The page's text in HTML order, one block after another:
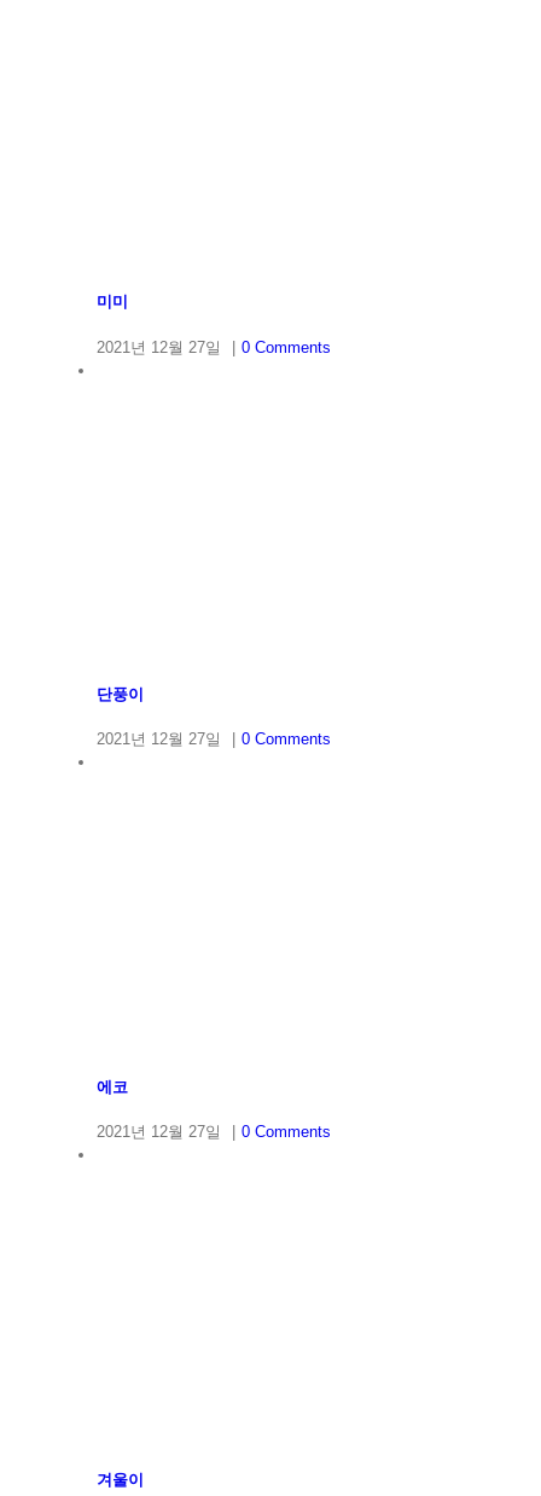
미미
2021년 12월 27일 | 0 Comments
단풍이
2021년 12월 27일 0 Comments
에코
2021년 12월 27일 0 Comments
겨울이